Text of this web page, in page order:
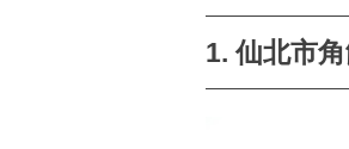
1. 仙北市